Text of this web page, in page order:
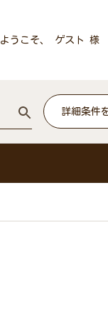
ようこそ、 ゲスト 様
詳細条件